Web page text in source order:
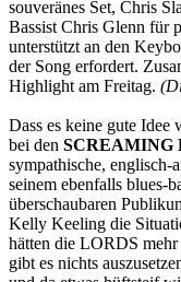
souveränes Set, Chris
Bassist Chris Glenn für
unterstützt an den
der Song erfordert.
Highlight am Freitag.
Dass es keine gute Idee
bei den SCREAMING
sympathische, englisch-
seinem ebenfalls blues-
überschaubaren
Kelly Keeling die
hätten die LORDS
gibt es nichts